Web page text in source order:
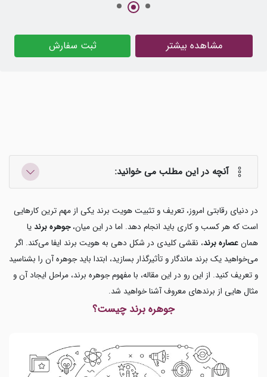
مشاهده بیشتر ثبت سفارش
آنچه در این مطلب می خوانید:
در دنیای رقابتی امروز، تعریف و تثبیت هویت برند یکی از مهم ترین کارهایی
است که هر کسب‌ و کاری باید انجام دهد. اما در این میان،جوهره برندیا
همانعصاره برند، نقشی کلیدی در شکل دهی به هویت برند ایفا می‌کند. اگر
می‌خواهید یک برند ماندگار و تأثیرگذار بسازید، ابتدا باید جوهره آن را بشناسید
و تعریف کنید. از این رو در این مقاله، با مفهوم جوهره برند، مراحل ایجاد آن و
مثال هایی از برندهای معروف آشنا خواهید شد.
جوهره برند چیست؟